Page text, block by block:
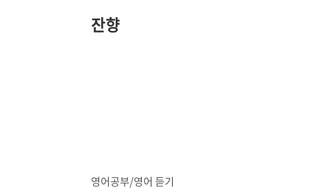
잔향
영어공부/영어 듣기